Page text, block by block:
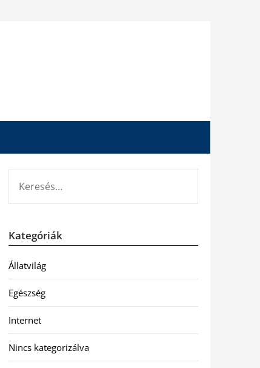
Kategóriák
Állatvilág
Egészség
Internet
Nincs kategorizálva